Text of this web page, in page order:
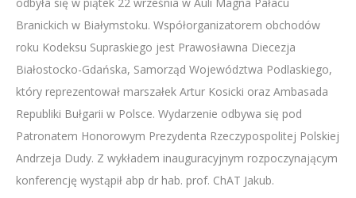
Branickich w Białymstoku. Współorganizatorem obchodów
roku Kodeksu Supraskiego jest Prawosławna Diecezja
Białostocko-Gdańska, Samorząd Województwa Podlaskiego,
który reprezentował marszałek Artur Kosicki oraz Ambasada
Republiki Bułgarii w Polsce. Wydarzenie odbywa się pod
Patronatem Honorowym Prezydenta Rzeczypospolitej Polskiej
Andrzeja Dudy. Z wykładem inauguracyjnym rozpoczynającym
konferencję wystąpił abp dr hab. prof. ChAT Jakub.